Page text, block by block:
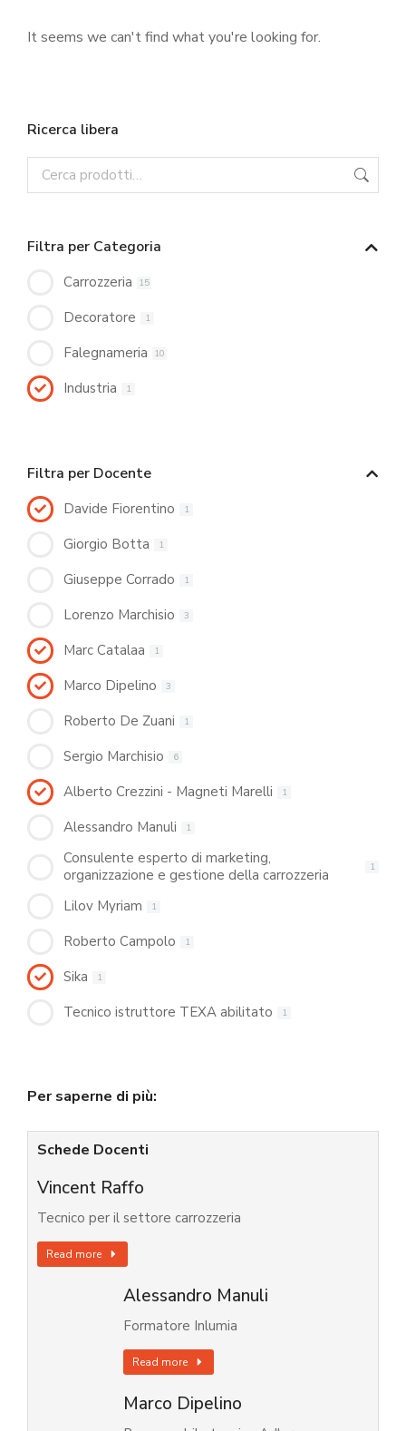
It seems we can't find what you're looking for.
Ricerca libera
Filtra per Categoria
Carrozzeria 15
Decoratore 1
Falegnameria 10
Industria 1
Filtra per Docente
Davide Fiorentino 1
Giorgio Botta 1
Giuseppe Corrado 1
Lorenzo Marchisio 3
Marc Catalaa 1
Marco Dipelino 3
Roberto De Zuani 1
Sergio Marchisio 6
Alberto Crezzini - Magneti Marelli 1
Alessandro Manuli 1
Consulente esperto di marketing,
organizzazione e gestione della carrozzeria
1
Lilov Myriam 1
Roberto Campolo 1
Sika 1
Tecnico istruttore TEXA abilitato 1
Per saperne di più:
Schede Docenti
Vincent Raffo
Tecnico per il settore carrozzeria
Read more
Alessandro Manuli
Formatore Inlumia
Read more
Marco Dipelino